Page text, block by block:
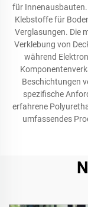
für
Klebstoffe für
Verglasungen. Die
Verklebung von
während
Beschichtungen
spezifische
erfahrene
umfassendes